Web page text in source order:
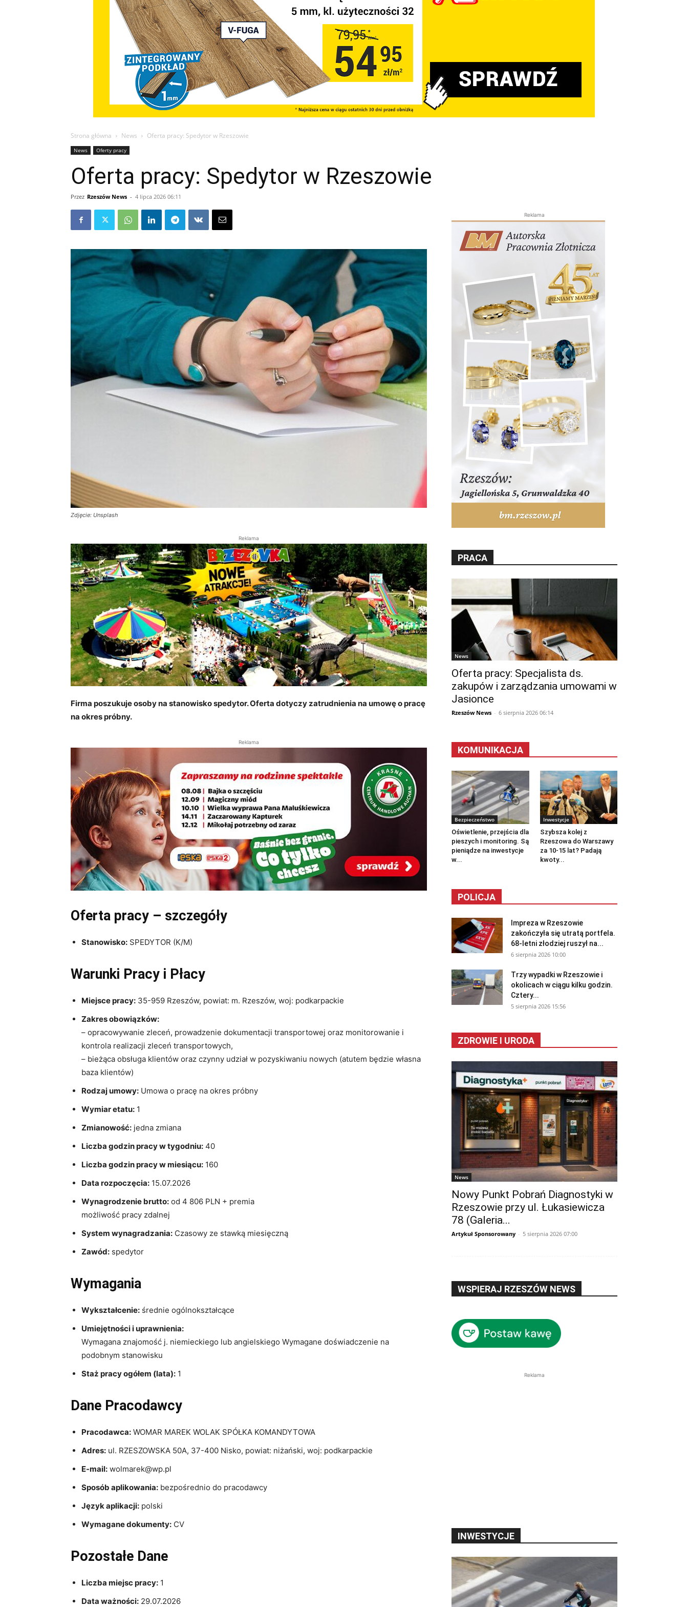
Strona główna News Oferta pracy: Spedytor w Rzeszowie
News Oferty pracy
Oferta pracy: Spedytor w Rzeszowie
Przez Rzeszów News - 4 lipca 2026 06:11
Zdjęcie: Unsplash
Reklama
Firma poszukuje osoby na stanowisko spedytor. Oferta dotyczy zatrudnienia na umowę o pracę
na okres próbny.
Reklama
Oferta pracy – szczegóły
Stanowisko: SPEDYTOR (K/M)
Warunki Pracy i Płacy
Miejsce pracy: 35-959 Rzeszów, powiat: m. Rzeszów, woj: podkarpackie
Zakres obowiązków:
– opracowywanie zleceń, prowadzenie dokumentacji transportowej oraz monitorowanie i
kontrola realizacji zleceń transportowych,
– bieżąca obsługa klientów oraz czynny udział w pozyskiwaniu nowych (atutem będzie własna
baza klientów)
Rodzaj umowy: Umowa o pracę na okres próbny
Wymiar etatu: 1
Zmianowość: jedna zmiana
Liczba godzin pracy w tygodniu: 40
Liczba godzin pracy w miesiącu: 160
Data rozpoczęcia: 15.07.2026
Wynagrodzenie brutto: od 4 806 PLN + premia
możliwość pracy zdalnej
System wynagradzania: Czasowy ze stawką miesięczną
Zawód: spedytor
Wymagania
Wykształcenie: średnie ogólnokształcące
Umiejętności i uprawnienia:
Wymagana znajomość j. niemieckiego lub angielskiego Wymagane doświadczenie na
podobnym stanowisku
Staż pracy ogółem (lata): 1
Dane Pracodawcy
Pracodawca: WOMAR MAREK WOLAK SPÓŁKA KOMANDYTOWA
Adres: ul. RZESZOWSKA 50A, 37-400 Nisko, powiat: niżański, woj: podkarpackie
E-mail: wolmarek@wp.pl
Sposób aplikowania: bezpośrednio do pracodawcy
Język aplikacji: polski
Wymagane dokumenty: CV
Pozostałe Dane
Liczba miejsc pracy: 1
Data ważności: 29.07.2026
Reklama
PRACA
News
Oferta pracy: Specjalista ds.
zakupów i zarządzania umowami w
Jasionce
Rzeszów News - 6 sierpnia 2026 06:14
KOMUNIKACJA
Bezpieczeństwo
Oświetlenie, przejścia dla
pieszych i monitoring. Są
pieniądze na inwestycje
w...
Inwestycje
Szybsza kolej z
Rzeszowa do Warszawy
za 10-15 lat? Padają
kwoty...
POLICJA
Impreza w Rzeszowie
zakończyła się utratą portfela.
68-letni złodziej ruszył na...
6 sierpnia 2026 10:00
Trzy wypadki w Rzeszowie i
okolicach w ciągu kilku godzin.
Cztery...
5 sierpnia 2026 15:56
ZDROWIE I URODA
News
Nowy Punkt Pobrań Diagnostyki w
Rzeszowie przy ul. Łukasiewicza
78 (Galeria...
Artykuł Sponsorowany - 5 sierpnia 2026 07:00
WSPIERAJ RZESZÓW NEWS
Reklama
INWESTYCJE